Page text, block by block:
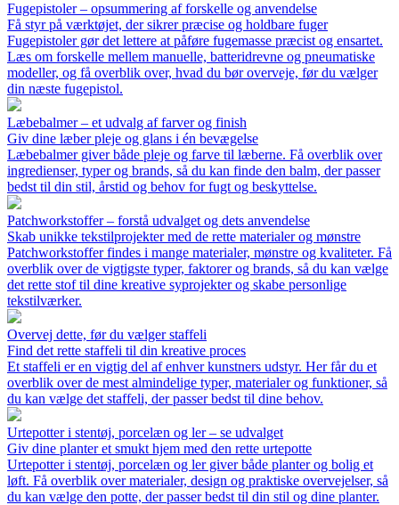
Fugepistoler – opsummering af forskelle og anvendelse
Få styr på værktøjet, der sikrer præcise og holdbare fuger
Fugepistoler gør det lettere at påføre fugemasse præcist og ensartet.
Læs om forskelle mellem manuelle, batteridrevne og pneumatiske
modeller, og få overblik over, hvad du bør overveje, før du vælger
din næste fugepistol.
Læbebalmer – et udvalg af farver og finish
Giv dine læber pleje og glans i én bevægelse
Læbebalmer giver både pleje og farve til læberne. Få overblik over
ingredienser, typer og brands, så du kan finde den balm, der passer
bedst til din stil, årstid og behov for fugt og beskyttelse.
Patchworkstoffer – forstå udvalget og dets anvendelse
Skab unikke tekstilprojekter med de rette materialer og mønstre
Patchworkstoffer findes i mange materialer, mønstre og kvaliteter. Få
overblik over de vigtigste typer, faktorer og brands, så du kan vælge
det rette stof til dine kreative syprojekter og skabe personlige
tekstilværker.
Overvej dette, før du vælger staffeli
Find det rette staffeli til din kreative proces
Et staffeli er en vigtig del af enhver kunstners udstyr. Her får du et
overblik over de mest almindelige typer, materialer og funktioner, så
du kan vælge det staffeli, der passer bedst til dine behov.
Urtepotter i stentøj, porcelæn og ler – se udvalget
Giv dine planter et smukt hjem med den rette urtepotte
Urtepotter i stentøj, porcelæn og ler giver både planter og bolig et
løft. Få overblik over materialer, design og praktiske overvejelser, så
du kan vælge den potte, der passer bedst til din stil og dine planter.